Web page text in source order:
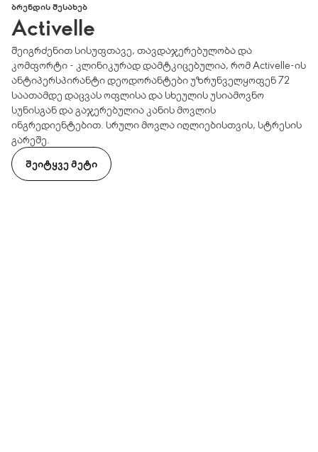
ᲑᲠᲔᲜᲓᲘᲡ ᲨᲔᲡᲐᲮᲔᲑ
Activelle
შეიგრძენით სისუფთავე, თავდაჯერებულობა და
კომფორტი - კლინიკურად დამტკიცებულია, რომ Activelle-ის
ანტიპერსპირანტი დეოდორანტები უზრუნველყოფენ 72
საათამდე დაცვას ოფლისა და სხეულის უსიამოვნო
სუნისგან და გაჯერებულია კანის მოვლის
ინგრედიენტებით. სრული მოვლა იღლიებისთვის, სტრესის
გარეშე.
ᲨᲔᲘᲢᲧᲕᲔ ᲛᲔᲢᲘ